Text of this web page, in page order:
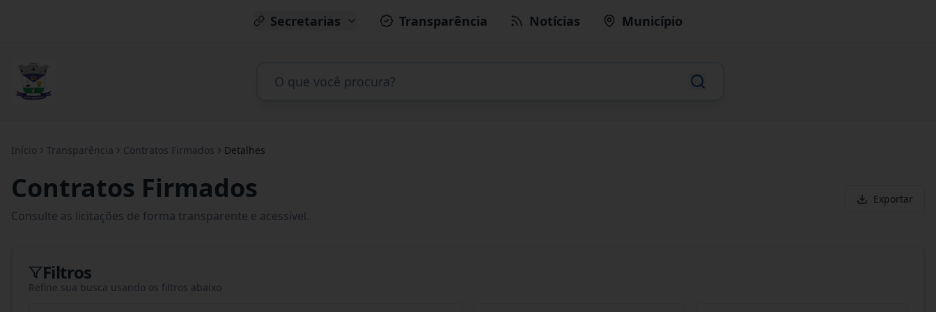
Secretarias Transparência Notícias Município
Início Transparência Contratos Firmados Detalhes
Contratos Firmados
Consulte as licitações de forma transparente e acessível.
Exportar
Filtros
Refine sua busca usando os filtros abaixo